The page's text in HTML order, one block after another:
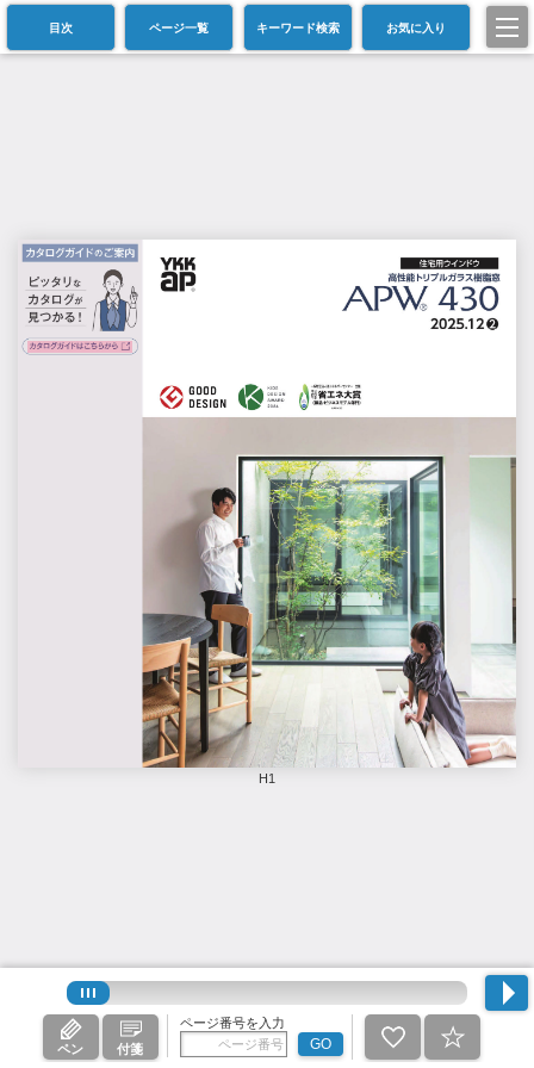
目次 ページ一覧 キーワード検索 お気に入り
H1
ペン 付箋
ページ番号を入力
GO